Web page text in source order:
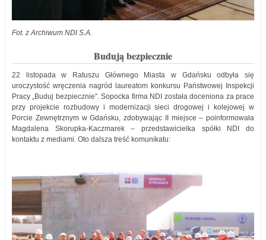
Fot. z Archiwum NDI S.A.
Budują bezpiecznie
22 listopada w Ratuszu Głównego Miasta w Gdańsku odbyła się
uroczystość wręczenia nagród laureatom konkursu Państwowej Inspekcji
Pracy „Buduj bezpiecznie”. Sopocka firma NDI została doceniona za prace
przy projekcie rozbudowy i modernizacji sieci drogowej i kolejowej w
Porcie Zewnętrznym w Gdańsku, zdobywając II miejsce – poinformowała
Magdalena Skorupka-Kaczmarek – przedstawicielka spółki NDI do
kontaktu z mediami. Oto dalsza treść komunikatu: